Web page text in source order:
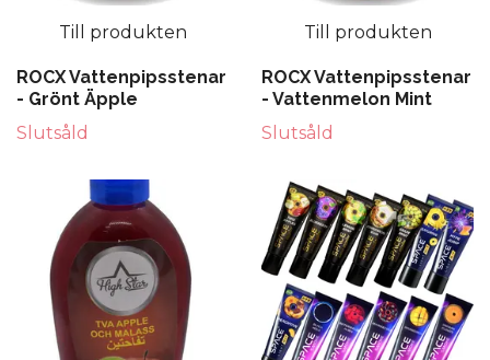
Till produkten
ROCX Vattenpipsstenar
- Grönt Äpple
Slutsåld
Till produkten
ROCX Vattenpipsstenar
- Vattenmelon Mint
Slutsåld